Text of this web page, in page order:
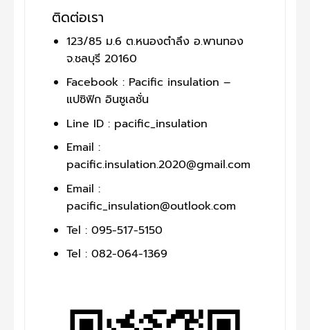
ติดต่อเรา
123/85 ม.6 ต.หนองตำลึง อ.พานทอง
จ.ชลบุรี 20160
Facebook : Pacific insulation –
แปซิฟิก อินซูเลชั่น
Line ID : pacific_insulation
Email :
pacific.insulation.2020@gmail.com
Email :
pacific_insulation@outlook.com
Tel : 095-517-5150
Tel : 082-064-1369